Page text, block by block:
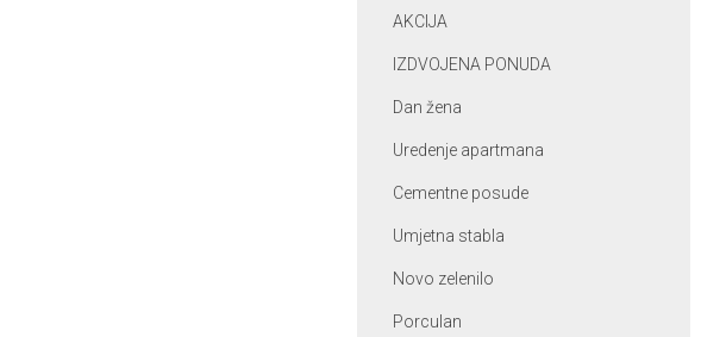
AKCIJA
IZDVOJENA PONUDA
Dan žena
Uredenje apartmana
Cementne posude
Umjetna stabla
Novo zelenilo
Porculan